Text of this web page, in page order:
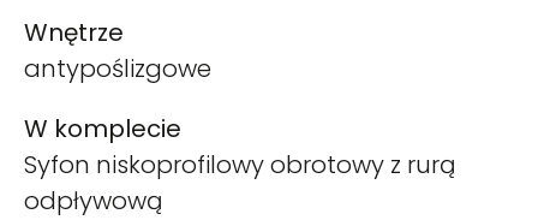
Wnętrze
antypoślizgowe
W komplecie
Syfon niskoprofilowy obrotowy z rurą
odpływową